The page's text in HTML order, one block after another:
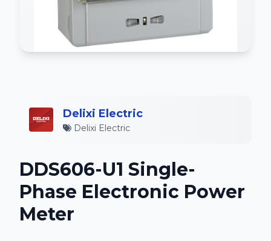
Delixi Electric
Delixi Electric
DDS606-U1 Single-
Phase Electronic Power
Meter